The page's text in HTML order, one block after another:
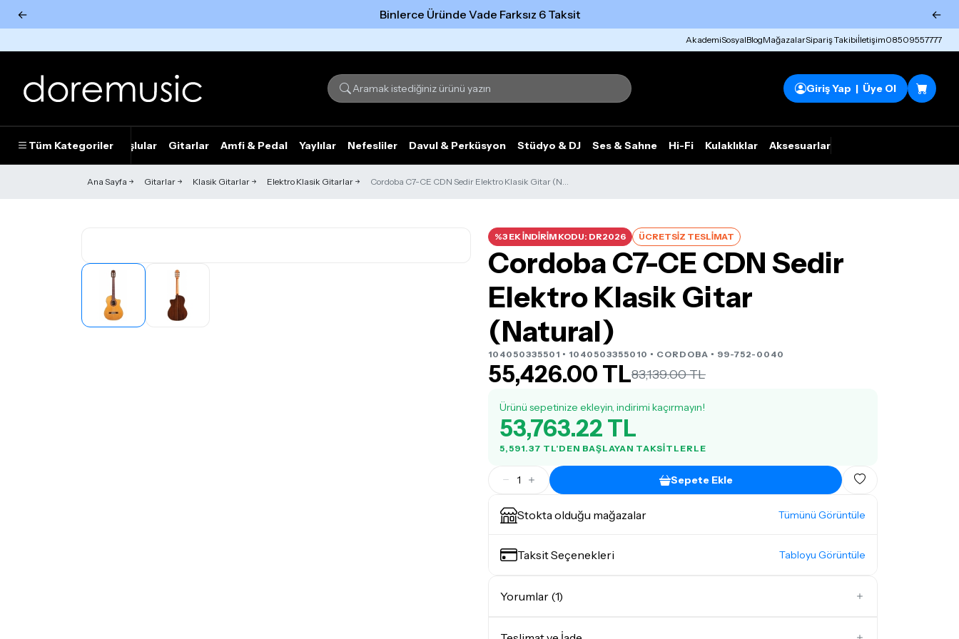
← Binlerce Üründe Vade Farksız 6 Taksit ←
AkademiSosyalBlogMağazalarSipariş Takibiİletişim08509557777
Giriş Yap | Üye Ol
Tüm Kategoriler
Piyanolar Tuşlular Gitarlar Amfi & Pedal Yaylılar Nefesliler Davul & Perküsyon Stüdyo & DJ Ses & Sahne Hi-Fi Kulaklıklar Aksesuarlar
Ana Sayfa Gitarlar Klasik Gitarlar Elektro Klasik Gitarlar Cordoba C7-CE CDN Sedir Elektro Klasik Gitar (N...
%3 EK İNDİRİM KODU: DR2026 ÜCRETSİZ TESLİMAT
Cordoba C7-CE CDN Sedir
Elektro Klasik Gitar
(Natural)
104050335501 • 1040503355010 • CORDOBA • 99-752-0040
55,426.00 TL83,139.00 TL
Ürünü sepetinize ekleyin, indirimi kaçırmayın!
53,763.22 TL
5,591.37 TL'DEN BAŞLAYAN TAKSITLERLE
1 Sepete Ekle
Stokta olduğu mağazalar Tümünü Görüntüle
Taksit Seçenekleri Tabloyu Görüntüle
Yorumlar (1)
Tümünü Gör Tümünü gör